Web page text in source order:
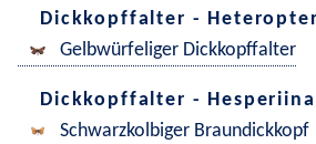
Dickkopffalter -
Gelbwürfeliger Dickkopffalter
Dickkopffalter -
Schwarzkolbiger Braundickkopf